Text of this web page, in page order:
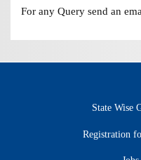
For any Query send an
State Wise
Registration